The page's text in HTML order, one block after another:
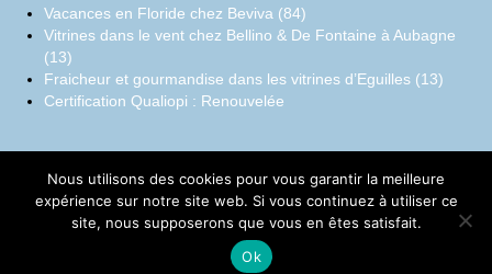
Vacances en Floride chez Beviva (84)
Vitrines dans le vent chez Bellino & De Fontaine à Aubagne
(13)
Fraicheur et gourmandise dans les vitrines d’Eguilles (13)
Certification Qualiopi : Renouvelée
Facebook
Instagram
LinkedIn
Nous utilisons des cookies pour vous garantir la meilleure
expérience sur notre site web. Si vous continuez à utiliser ce
site, nous supposerons que vous en êtes satisfait.
Ok